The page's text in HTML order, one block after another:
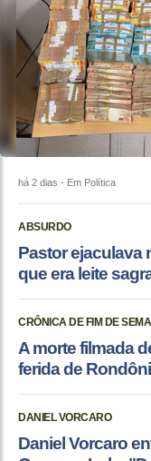
há 2 dias - Em Política
ABSURDO
Pastor ejaculava
que era leite
CRÔNICA DE FIM DE
A morte filmada
ferida de
DANIEL VORCARO
Daniel Vorcaro